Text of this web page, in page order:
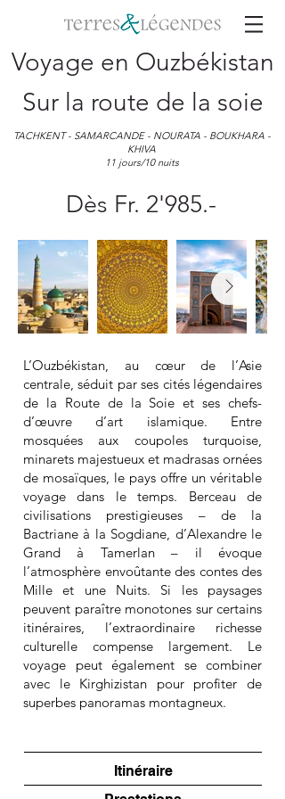
Voyage en Ouzbékistan
Sur la route de la soie
TACHKENT - SAMARCANDE - NOURATA - BOUKHARA -
KHIVA
11 jours/10 nuits
Dès Fr. 2'985.-
L’Ouzbékistan, au cœur de l’Asie
centrale, séduit par ses cités légendaires
de la Route de la Soie et ses chefs-
d’œuvre d’art islamique. Entre
mosquées aux coupoles turquoise,
minarets majestueux et madrasas ornées
de mosaïques, le pays offre un véritable
voyage dans le temps. Berceau de
civilisations prestigieuses – de la
Bactriane à la Sogdiane, d’Alexandre le
Grand à Tamerlan – il évoque
l’atmosphère envoûtante des contes des
Mille et une Nuits. Si les paysages
peuvent paraître monotones sur certains
itinéraires, l’extraordinaire richesse
culturelle compense largement. Le
voyage peut également se combiner
avec le Kirghizistan pour profiter de
superbes panoramas montagneux.
Itinéraire